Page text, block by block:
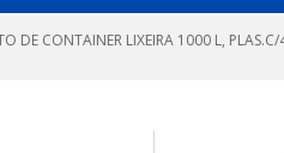
DE CONTAINER LIXEIRA 1000 L,